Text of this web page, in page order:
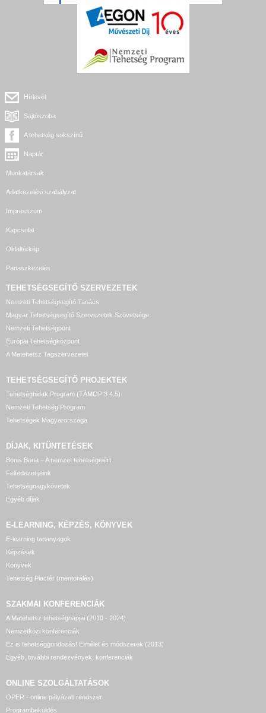
Hírlevél
Sajtószoba
A tehetség sokszínű
Naptár
Munkatársak
Adatkezelési szabályzat
Impresszum
Kapcsolat
Oldaltérkép
Panaszkezelés
TEHETSÉGSEGÍTŐ SZERVEZETEK
Nemzeti Tehetségsegítő Tanács
Magyar Tehetségsegítő Szervezetek Szövetsége
Nemzeti Tehetségpont
Európai Tehetségközpont
A Matehetsz Tagszervezetei
TEHETSÉGSEGÍTŐ PROJEKTEK
Tehetséghidak Program (TÁMOP 3.4.5)
Nemzeti Tehetség Program
Tehetségek Magyarországa
DÍJAK, KITÜNTETÉSEK
Bonis Bona – A nemzet tehetségeiért
Felfedezettjeink
Tehetségnagykövetek
Egyéb díjak
E-LEARNING, KÉPZÉS, KÖNYVEK
E-learning tananyagok
Képzések
Könyvek
Tehetség Piactér (mentorálás)
SZAKMAI KONFERENCIÁK
A Matehetsz tehetségnapjai (2010 - 2024)
Nemzetközi konferenciák
Ez is tehetséggondozás! Elmélet és módszerek (2013)
Egyéb, további rendezvények, konferenciák
ONLINE SZOLGÁLTATÁSOK
OPER - online pályázati rendszer
Programbeküldés